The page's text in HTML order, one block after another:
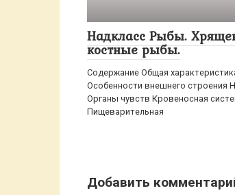
Надкласс Рыбы.
костные рыбы.
Содержание Общая
Особенности внешнего строения
Органы чувств Кровеносная
Пищеварительная
Добавить